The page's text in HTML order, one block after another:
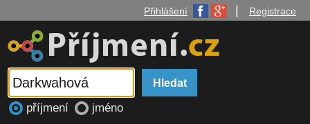
Přihlášení Registrace
příjmení jméno